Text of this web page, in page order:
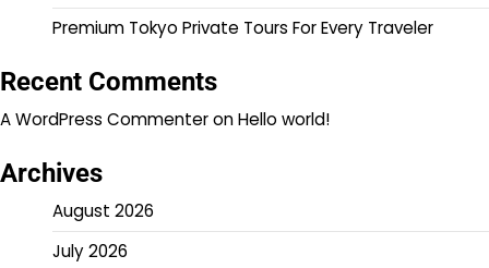
Premium Tokyo Private Tours For Every Traveler
Recent Comments
A WordPress CommenteronHello world!
Archives
August 2026
July 2026